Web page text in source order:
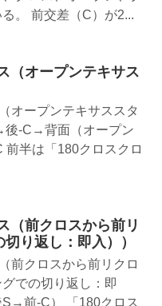
。 前交差（C）が2...
（オープンテキサス
オープンテキサススタ
-C→背面（オープン
半は「180クロスクロ
（前クロスから前リ
り返し：即入））
前クロスから前リクロ
での切り返し：即
前-C） 「180クロス